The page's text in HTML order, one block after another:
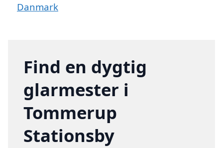
Danmark
Find en dygtig
glarmester i
Tommerup
Stationsby